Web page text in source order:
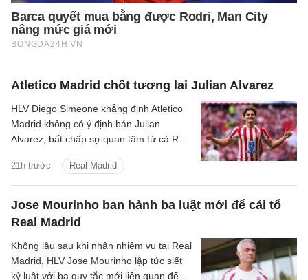
Atletico Madrid chốt tương lai Julian Alvarez
21h trước Real Madrid
HLV Diego Simeone khẳng định Atletico
Madrid không có ý định bán Julian
Alvarez, bất chấp sự quan tâm từ cả Real
Jose Mourinho ban hành ba luật mới để cải tổ
Real Madrid
Không lâu sau khi nhận nhiệm vụ tại Real
Madrid, HLV Jose Mourinho lập tức siết
kỷ luật với ba quy tắc mới liên quan đến